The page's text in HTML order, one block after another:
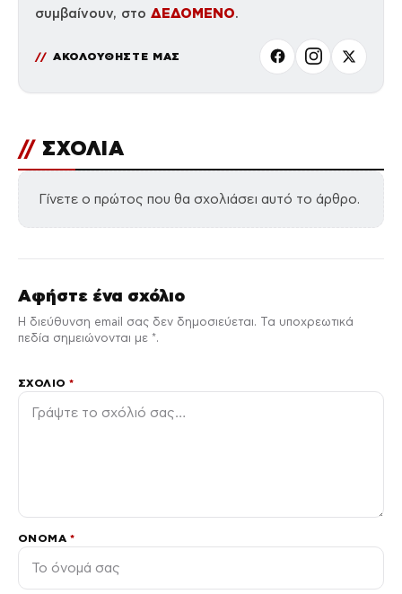
συμβαίνουν, στο ΔΕΔΟΜΕΝΟ.
ΑΚΟΛΟΥΘΗΣΤΕ ΜΑΣ
// ΣΧΟΛΙΑ
Γίνετε ο πρώτος που θα σχολιάσει αυτό το άρθρο.
Αφήστε ένα σχόλιο
Η διεύθυνση email σας δεν δημοσιεύεται. Τα υποχρεωτικά
πεδία σημειώνονται με *.
ΣΧΌΛΙΟ*
ΌΝΟΜΑ *